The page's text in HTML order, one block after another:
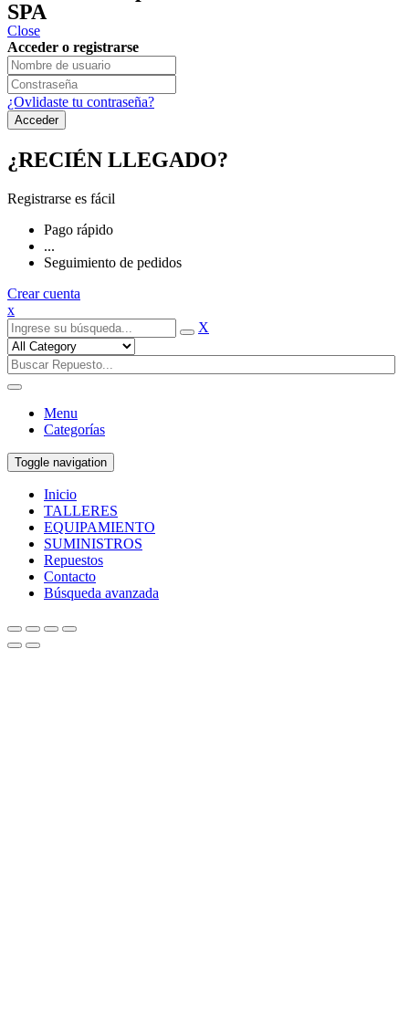
SPA
Close
Acceder o registrarse
¿Ovlidaste tu contraseña?
¿RECIÉN LLEGADO?
Registrarse es fácil
Pago rápido
...
Seguimiento de pedidos
Crear cuenta
x
X
Menu
Categorías
Toggle navigation
Inicio
TALLERES
EQUIPAMIENTO
SUMINISTROS
Repuestos
Contacto
Búsqueda avanzada